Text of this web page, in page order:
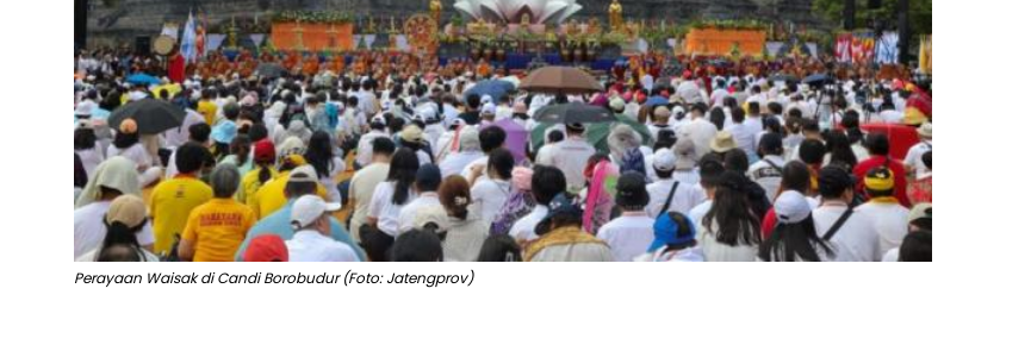
Perayaan Waisak di Candi Borobudur (Foto: Jatengprov)